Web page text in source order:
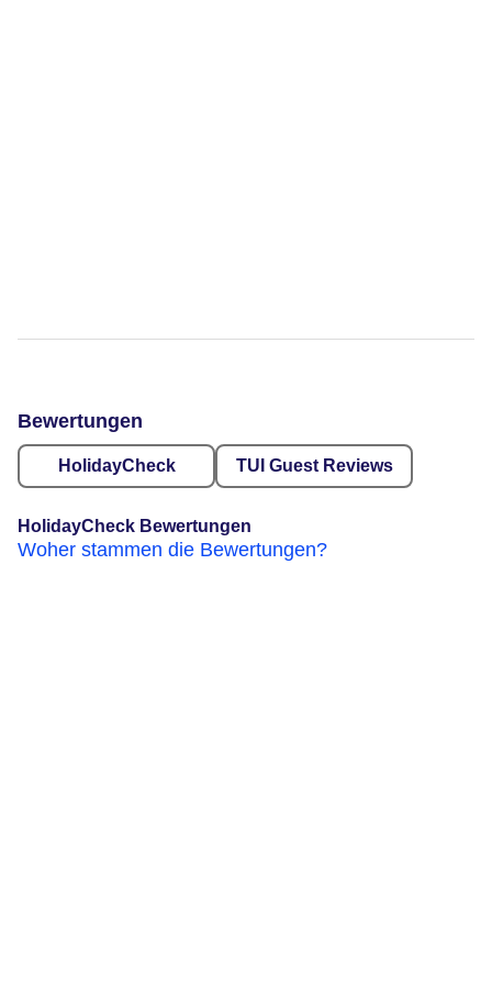
Bewertungen
HolidayCheck TUI Guest Reviews
HolidayCheck Bewertungen
Woher stammen die Bewertungen?